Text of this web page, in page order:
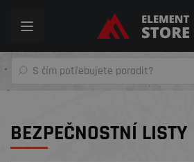
Toggle
BEZPEČNOSTNÍ LISTY